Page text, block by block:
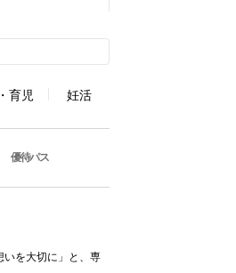
育児 妊活
優待パス
を大切に」と、専